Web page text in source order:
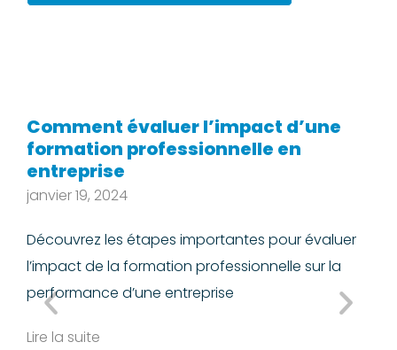
Comment évaluer l’impact d’une
formation professionnelle en
entreprise
janvier 19, 2024
Découvrez les étapes importantes pour évaluer
l’impact de la formation professionnelle sur la
performance d’une entreprise
Lire la suite